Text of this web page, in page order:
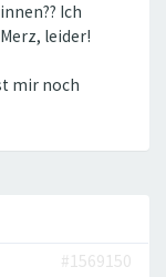
Ich
leider!
mir noch
#1569150